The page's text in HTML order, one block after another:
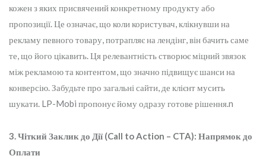
кожен з яких присвячений конкретному продукту або
пропозиції. Це означає, що коли користувач, клікнувши на
рекламу певного товару, потрапляє на лендінг, він бачить саме
те, що його цікавить. Ця релевантність створює міцний звязок
між рекламою та контентом, що значно підвищує шанси на
конверсію. Забудьте про загальні сайти, де клієнт мусить
шукати. LP-Mobi пропонує йому одразу готове рішення.n
3. Чіткий Заклик до Дії (Call to Action – CTA): Напрямок до
Оплати